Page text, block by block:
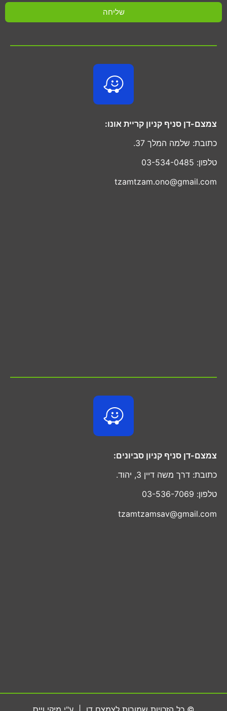
שליחה
צמצם-דן סניף קניון קריית אונו:
כתובת: שלמה המלך 37.
טלפון: 03-534-0485
tzamtzam.ono@gmail.com
צמצם-דן סניף קניון סביונים:
כתובת: דרך משה דיין 3, יהוד.
טלפון: 03-536-7069
tzamtzamsav@gmail.com